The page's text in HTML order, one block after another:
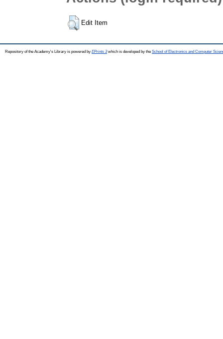
Edit Item
Repository of the Academy's Library is powered by EPrints 3which is developed by the School of Electronics and Computer